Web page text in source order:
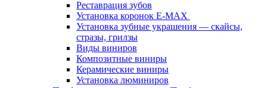
Реставрация зубов
Установка коронок E-MAX
Установка зубные украшения — скайсы,
стразы, грилзы
Виды виниров
Композитные виниры
Керамические виниры
Установка люминиров